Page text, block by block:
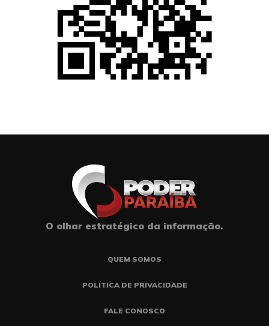
O olhar estratégico da informação.
QUEM SOMOS
POLÍTICA DE PRIVACIDADE
FALE CONOSCO